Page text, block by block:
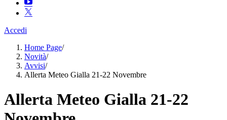
Accedi
Home Page/
Novità/
Avvisi/
Allerta Meteo Gialla 21-22 Novembre
Allerta Meteo Gialla 21-22